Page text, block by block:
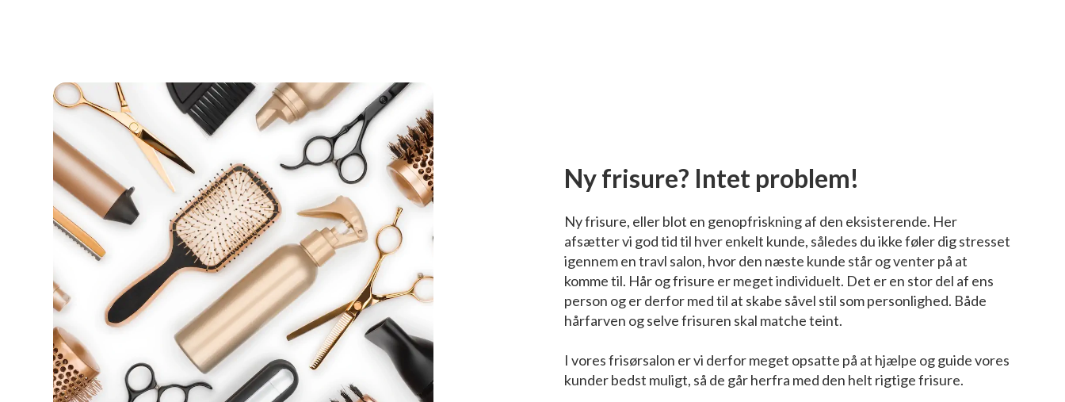
Ny frisure? Intet problem!
Ny frisure, eller blot en genopfriskning af den eksisterende. Her
afsætter vi god tid til hver enkelt kunde, således du ikke føler dig stresset
igennem en travl salon, hvor den næste kunde står og venter på at
komme til. Hår og frisure er meget individuelt. Det er en stor del af ens
person og er derfor med til at skabe såvel stil som personlighed. Både
hårfarven og selve frisuren skal matche teint.
I vores frisørsalon er vi derfor meget opsatte på at hjælpe og guide vores
kunder bedst muligt, så de går herfra med den helt rigtige frisure.